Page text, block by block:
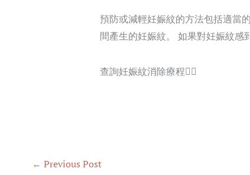
預防或減輕妊娠紋的方法包括適當
間產生的妊娠紋。 如果對妊娠紋感
查詢妊娠紋消除療程👈🏻
← Previous Post